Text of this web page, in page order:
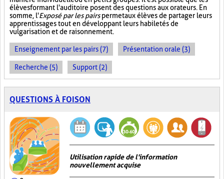
élèves formant l'auditoire posent des questions aux orateurs. En
somme, l'Exposé par les pairspermet aux élèves de partager leurs
apprentissages tout en développant leurs habiletés de
vulgarisation et de raisonnement.
Enseignement par les pairs (7) Présentation orale (3)
Recherche (5) Support (2)
QUESTIONS À FOISON
Utilisation rapide de l'information
nouvellement acquise